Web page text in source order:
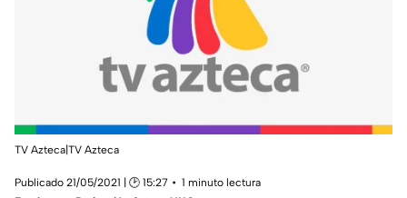
TV Azteca|TV Azteca
Publicado 21/05/2021 | 🕑 15:27
1 minuto lectura